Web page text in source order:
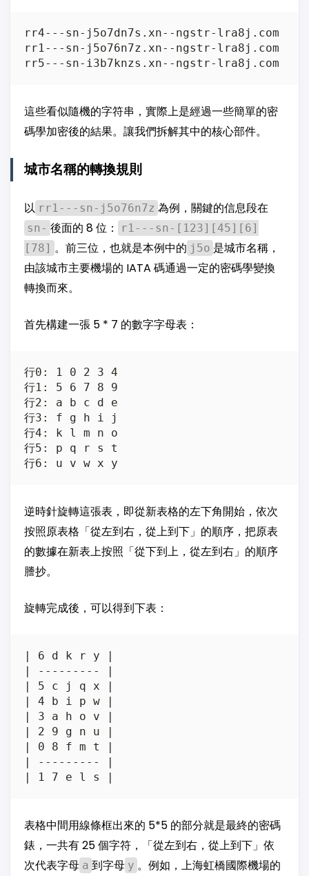
rr4---sn-j5o7dn7s.xn--ngstr-lra8j.com
rr1---sn-j5o76n7z.xn--ngstr-lra8j.com
這些看似隨機的字符串，實際上是經過一些簡單的密
碼學加密後的結果。讓我們拆解其中的核心部件。
城市名稱的轉換規則
以 rr1---sn-j5o76n7z 為例，關鍵的信息段在
sn- 後面的 8 位：
r1---sn-[123][45][6]
[78] 。前三位，也就是本例中的 j5o 是城市名稱，
由該城市主要機場的 IATA 碼通過一定的密碼學變換
轉換而來。
首先構建一張 5 * 7 的數字字母表：
行0: 1 0 2 3 4
行1: 5 6 7 8 9
行2: a b c d e
行3: f g h i j
行4: k l m n o
行5: p q r s t
逆時針旋轉這張表，即從新表格的左下角開始，依次
按照原表格「從左到右，從上到下」的順序，把原表
的數據在新表上按照「從下到上，從左到右」的順序
謄抄。
旋轉完成後，可以得到下表：
| 6 d k r y |
| --------- |
| 5 c j q x |
| 4 b i p w |
| 3 a h o v |
| 2 9 g n u |
| 0 8 f m t |
| --------- |
表格中間用線條框出來的 5*5 的部分就是最終的密碼
錶，一共有 25 個字符，「從左到右，從上到下」依
次代表字母 a 到字母 y 。例如，上海虹橋國際機場的